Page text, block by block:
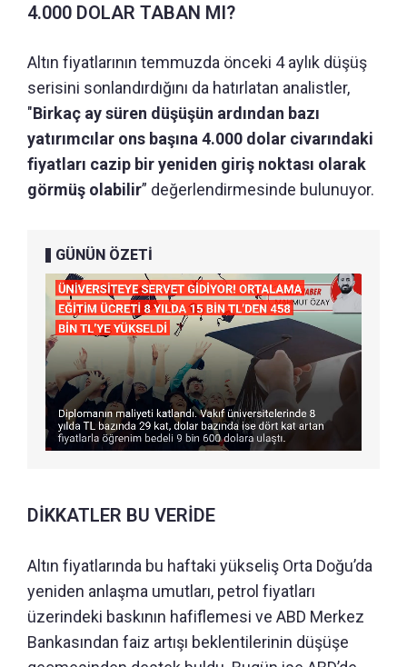
4.000 DOLAR TABAN MI?
Altın fiyatlarının temmuzda önceki 4 aylık düşüş
serisini sonlandırdığını da hatırlatan analistler,
"Birkaç ay süren düşüşün ardından bazı
yatırımcılar ons başına 4.000 dolar civarındaki
fiyatları cazip bir yeniden giriş noktası olarak
görmüş olabilir” değerlendirmesinde bulunuyor.
GÜNÜN ÖZETİ
DİKKATLER BU VERİDE
Altın fiyatlarında bu haftaki yükseliş Orta Doğu’da
yeniden anlaşma umutları, petrol fiyatları
üzerindeki baskının hafiflemesi ve ABD Merkez
Bankasından faiz artışı beklentilerinin düşüşe